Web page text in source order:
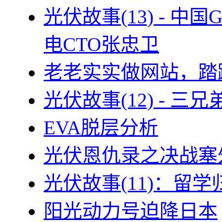
光伏故事(13) - 中国
电CTO张忠卫
老老实实做网站，
光伏故事(12) - 三兄
EVA脱层分析
光伏恩仇录之决战
光伏故事(11)：留学
阳光动力号迫降日本